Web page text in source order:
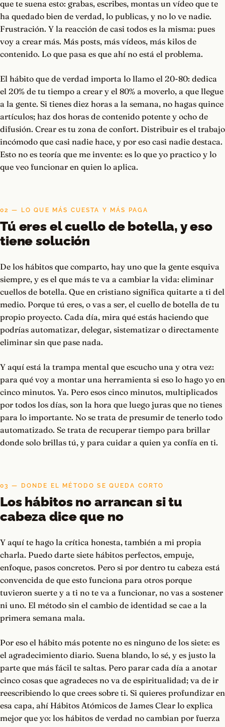
que te suena esto: grabas, escribes, montas un vídeo que te
ha quedado bien de verdad, lo publicas, y no lo ve nadie.
Frustración. Y la reacción de casi todos es la misma: pues
voy a crear más. Más posts, más vídeos, más kilos de
contenido. Lo que pasa es que ahí no está el problema.
El hábito que de verdad importa lo llamo el 20-80: dedica
el 20% de tu tiempo a crear y el 80% a moverlo, a que llegue
a la gente. Si tienes diez horas a la semana, no hagas quince
artículos; haz dos horas de contenido potente y ocho de
difusión. Crear es tu zona de confort. Distribuir es el trabajo
incómodo que casi nadie hace, y por eso casi nadie destaca.
Esto no es teoría que me invente: es lo que yo practico y lo
que veo funcionar en quien lo aplica.
02 — LO QUE MÁS CUESTA Y MÁS PAGA
Tú eres el cuello de botella, y eso
tiene solución
De los hábitos que comparto, hay uno que la gente esquiva
siempre, y es el que más te va a cambiar la vida: eliminar
cuellos de botella. Que en cristiano significa quitarte a ti del
medio. Porque tú eres, o vas a ser, el cuello de botella de tu
propio proyecto. Cada día, mira qué estás haciendo que
podrías automatizar, delegar, sistematizar o directamente
eliminar sin que pase nada.
Y aquí está la trampa mental que escucho una y otra vez:
para qué voy a montar una herramienta si eso lo hago yo en
cinco minutos. Ya. Pero esos cinco minutos, multiplicados
por todos los días, son la hora que luego juras que no tienes
para lo importante. No se trata de presumir de tenerlo todo
automatizado. Se trata de recuperar tiempo para brillar
donde solo brillas tú, y para cuidar a quien ya confía en ti.
03 — DONDE EL MÉTODO SE QUEDA CORTO
Los hábitos no arrancan si tu
cabeza dice que no
Y aquí te hago la crítica honesta, también a mi propia
charla. Puedo darte siete hábitos perfectos, empuje,
enfoque, pasos concretos. Pero si por dentro tu cabeza está
convencida de que esto funciona para otros porque
tuvieron suerte y a ti no te va a funcionar, no vas a sostener
ni uno. El método sin el cambio de identidad se cae a la
primera semana mala.
Por eso el hábito más potente no es ninguno de los siete: es
el agradecimiento diario. Suena blando, lo sé, y es justo la
parte que más fácil te saltas. Pero parar cada día a anotar
cinco cosas que agradeces no va de espiritualidad; va de ir
reescribiendo lo que crees sobre ti. Si quieres profundizar en
esa capa, ahí Hábitos Atómicos de James Clear lo explica
mejor que yo: los hábitos de verdad no cambian por fuerza